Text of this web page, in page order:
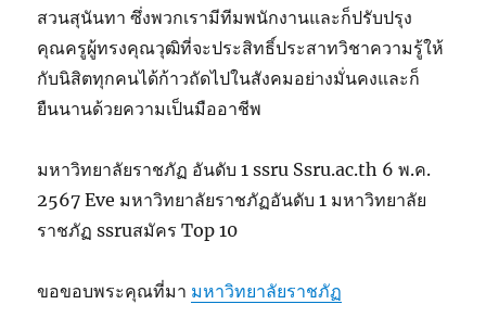
สวนสุนันทา ซึ่งพวกเรามีทีมพนักงานและก็ปรับปรุง
คุณครูผู้ทรงคุณวุฒิที่จะประสิทธิ์ประสาทวิชาความรู้ให้
กับนิสิตทุกคนได้ก้าวถัดไปในสังคมอย่างมั่นคงและก็
ยืนนานด้วยความเป็นมืออาชีพ
มหาวิทยาลัยราชภัฏ อันดับ 1 ssru Ssru.ac.th 6 พ.ค.
2567 Eve มหาวิทยาลัยราชภัฏอันดับ 1 มหาวิทยาลัย
ราชภัฏ ssruสมัคร Top 10
ขอขอบพระคุณที่มา มหาวิทยาลัยราชภัฏ